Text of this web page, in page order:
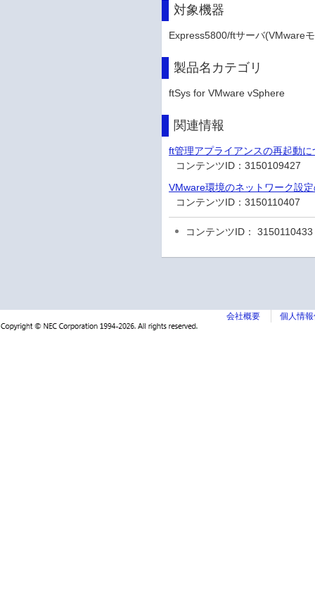
対象機器
Express5800/ftサーバ(VMware
製品名カテゴリ
ftSys for VMware vSphere
関連情報
ft管理アプライアンスの再起動に
コンテンツID：3150109427
VMware環境のネットワーク設
コンテンツID：3150110407
コンテンツID： 3150110433
会社概要 個人情